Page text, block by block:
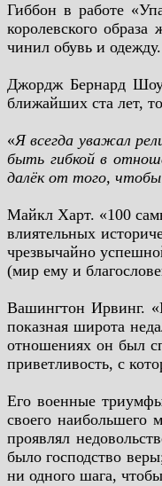
Гиббон в работе
королевского
чинил обувь и
Джордж Бернард
ближайших ста лет,
«Я всегда уважал
быть гибкой в
далёк от того,
Майкл Харт. «100
влиятельных
чрезвычайно
(мир ему и
Вашингтон Ирвинг.
показная широта
отношениях он был
приветливость, с
Его военные
своего наибольшего
проявлял
было господство
ни одного шага,